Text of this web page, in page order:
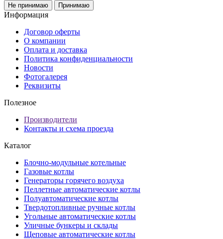
Не принимаю Принимаю
Информация
Договор оферты
О компании
Оплата и доставка
Политика конфиденциальности
Новости
Фотогалерея
Реквизиты
Полезное
Производители
Контакты и схема проезда
Каталог
Блочно-модульные котельные
Газовые котлы
Генераторы горячего воздуха
Пеллетные автоматические котлы
Полуавтоматические котлы
Твердотопливные ручные котлы
Угольные автоматические котлы
Уличные бункеры и склады
Щеповые автоматические котлы